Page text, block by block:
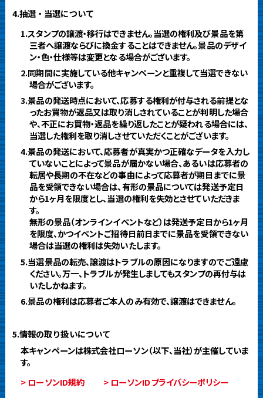
4.抽選・当選について
1.スタンプの譲渡・移行はできません。当選の権利及び景品を第
三者へ譲渡ならびに換金することはできません。景品のデザイ
ン・色・仕様等は変更となる場合がございます。
2.同期間に実施している他キャンペーンと重複して当選できない
場合がございます。
3.景品の発送時点において、応募する権利が付与される前提とな
ったお買物が返品又は取り消しされていることが判明した場合
や、不正にお買物・返品を繰り返したことが疑われる場合には、
当選した権利を取り消しさせていただくことがございます。
4.景品の発送において、応募者が真実かつ正確なデータを入力し
ていないことによって景品が届かない場合、あるいは応募者の
転居や長期の不在などの事由によって応募者が期日までに景
品を受領できない場合は、有形の景品については発送予定日
から1ヶ月を限度とし、当選の権利を失効とさせていただきま
す。
無形の景品（オンラインイベントなど）は発送予定日から1ヶ月
を限度、かつイベントご招待日前日までに景品を受領できない
場合は当選の権利は失効いたします。
5.当選景品の転売、譲渡はトラブルの原因になりますのでご遠慮
ください。万一、トラブルが発生しましてもスタンプの再付与は
いたしかねます。
6.景品の権利は応募者ご本人のみ有効で、譲渡はできません。
5.情報の取り扱いについて
本キャンペーンは株式会社ローソン（以下、当社）が主催していま
す。
> ローソンID規約
> ローソンIDプライバシーポリシー